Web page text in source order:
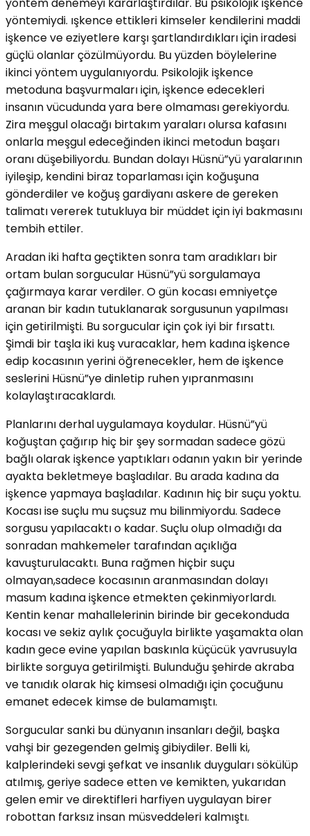
yöntemiydi. ışkence ettikleri kimseler kendilerini maddi
işkence ve eziyetlere karşı şartlandırdıkları için iradesi
güçlü olanlar çözülmüyordu. Bu yüzden böylelerine
ikinci yöntem uygulanıyordu. Psikolojik işkence
metoduna başvurmaları için, işkence edecekleri
insanın vücudunda yara bere olmaması gerekiyordu.
Zira meşgul olacağı birtakım yaraları olursa kafasını
onlarla meşgul edeceğinden ikinci metodun başarı
oranı düşebiliyordu. Bundan dolayı Hüsnü”yü yaralarının
iyileşip, kendini biraz toparlaması için koğuşuna
gönderdiler ve koğuş gardiyanı askere de gereken
talimatı vererek tutukluya bir müddet için iyi bakmasını
tembih ettiler.
Aradan iki hafta geçtikten sonra tam aradıkları bir
ortam bulan sorgucular Hüsnü”yü sorgulamaya
çağırmaya karar verdiler. O gün kocası emniyetçe
aranan bir kadın tutuklanarak sorgusunun yapılması
için getirilmişti. Bu sorgucular için çok iyi bir fırsattı.
Şimdi bir taşla iki kuş vuracaklar, hem kadına işkence
edip kocasının yerini öğrenecekler, hem de işkence
seslerini Hüsnü”ye dinletip ruhen yıpranmasını
kolaylaştıracaklardı.
Planlarını derhal uygulamaya koydular. Hüsnü”yü
koğuştan çağırıp hiç bir şey sormadan sadece gözü
bağlı olarak işkence yaptıkları odanın yakın bir yerinde
ayakta bekletmeye başladılar. Bu arada kadına da
işkence yapmaya başladılar. Kadının hiç bir suçu yoktu.
Kocası ise suçlu mu suçsuz mu bilinmiyordu. Sadece
sorgusu yapılacaktı o kadar. Suçlu olup olmadığı da
sonradan mahkemeler tarafından açıklığa
kavuşturulacaktı. Buna rağmen hiçbir suçu
olmayan,sadece kocasının aranmasından dolayı
masum kadına işkence etmekten çekinmiyorlardı.
Kentin kenar mahallelerinin birinde bir gecekonduda
kocası ve sekiz aylık çocuğuyla birlikte yaşamakta olan
kadın gece evine yapılan baskınla küçücük yavrusuyla
birlikte sorguya getirilmişti. Bulunduğu şehirde akraba
ve tanıdık olarak hiç kimsesi olmadığı için çocuğunu
emanet edecek kimse de bulamamıştı.
Sorgucular sanki bu dünyanın insanları değil, başka
vahşi bir gezegenden gelmiş gibiydiler. Belli ki,
kalplerindeki sevgi şefkat ve insanlık duyguları sökülüp
atılmış, geriye sadece etten ve kemikten, yukarıdan
gelen emir ve direktifleri harfiyen uygulayan birer
robottan farksız insan müsveddeleri kalmıştı.